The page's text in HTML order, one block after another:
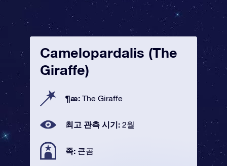
Camelopardalis (The
Giraffe)
¶æ: The Giraffe
최고 관측 시기: 2월
족: 큰곰